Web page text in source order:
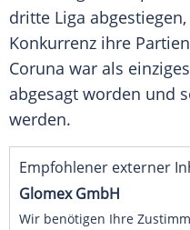
dritte Liga
Konkurrenz ihre
Coruna war als
abgesagt worden und
werden.
Empfohlener externer
Glomex GmbH
Wir benötigen Ihre